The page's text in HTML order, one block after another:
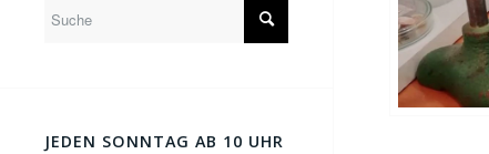
JEDEN SONNTAG AB 10 UHR